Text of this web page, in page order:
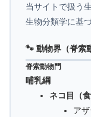
当サイトで扱う
生物分類学に基
🐾 動物界（脊索
脊索動物門
哺乳綱
ネコ目（食
ア